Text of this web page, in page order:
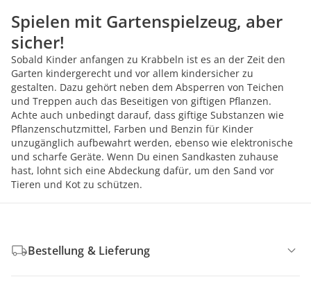
Spielen mit Gartenspielzeug, aber
sicher!
Sobald Kinder anfangen zu Krabbeln ist es an der Zeit den
Garten kindergerecht und vor allem kindersicher zu
gestalten. Dazu gehört neben dem Absperren von Teichen
und Treppen auch das Beseitigen von giftigen Pflanzen.
Achte auch unbedingt darauf, dass giftige Substanzen wie
Pflanzenschutzmittel, Farben und Benzin für Kinder
unzugänglich aufbewahrt werden, ebenso wie elektronische
und scharfe Geräte. Wenn Du einen Sandkasten zuhause
hast, lohnt sich eine Abdeckung dafür, um den Sand vor
Tieren und Kot zu schützen.
Bestellung & Lieferung